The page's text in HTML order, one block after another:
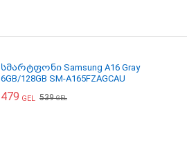
სმარტფონი Samsung A16 Gray
6GB/128GB SM-A165FZAGCAU
479 GEL 539GEL